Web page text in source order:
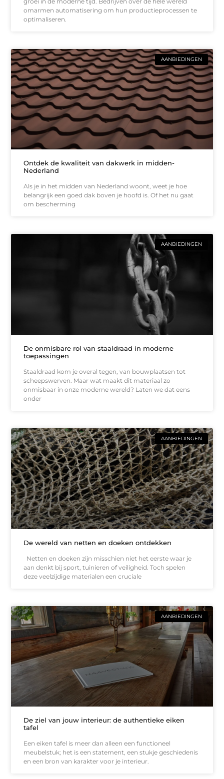
omarmen automatisering om hun productieprocessen te
optimaliseren.
AANBIEDINGEN
Ontdek de kwaliteit van dakwerk in midden-
Nederland
Als je in het midden van Nederland woont, weet je hoe
belangrijk een goed dak boven je hoofd is. Of het nu gaat
om bescherming
AANBIEDINGEN
De onmisbare rol van staaldraad in moderne
toepassingen
Staaldraad kom je overal tegen, van bouwplaatsen tot
scheepswerven. Maar wat maakt dit materiaal zo
onmisbaar in onze moderne wereld? Laten we dat eens
onder
AANBIEDINGEN
De wereld van netten en doeken ontdekken
Netten en doeken zijn misschien niet het eerste waar je
aan denkt bij sport, tuinieren of veiligheid. Toch spelen
deze veelzijdige materialen een cruciale
AANBIEDINGEN
De ziel van jouw interieur: de authentieke eiken
tafel
Een eiken tafel is meer dan alleen een functioneel
meubelstuk; het is een statement, een stukje geschiedenis
en een bron van karakter voor je interieur.